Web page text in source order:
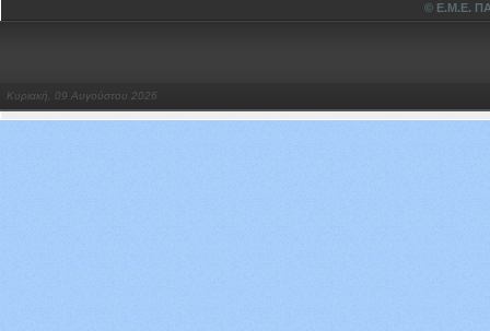
© Ε.Μ.Ε.
Κυριακή, 09 Αυγούστου 2026